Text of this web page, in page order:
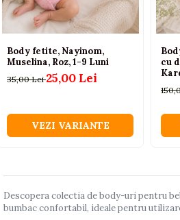
Body fetite, Nayinom,
Muselina, Roz, 1-9 Luni
35,00 Lei25,00 Lei
VEZI VARIANTE
cu
Descopera colectia de body-uri pentru
bumbac confortabil, ideale pentru